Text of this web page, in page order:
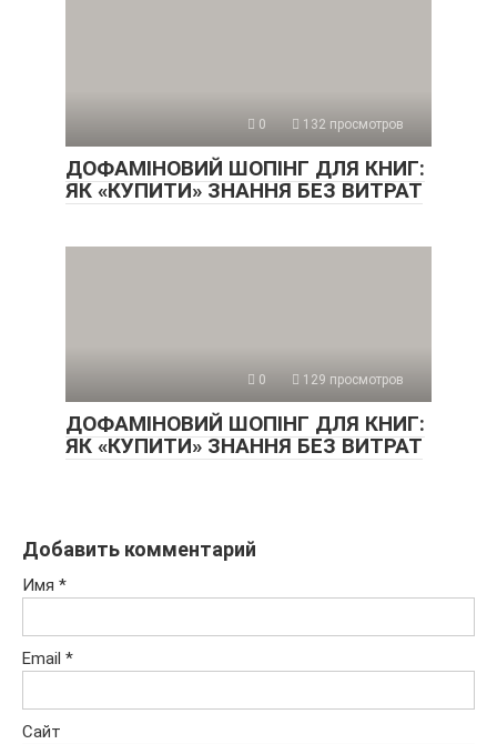
0 132 просмотров
ДОФАМІНОВИЙ ШОПІНГ ДЛЯ КНИГ:
ЯК «КУПИТИ» ЗНАННЯ БЕЗ ВИТРАТ
0 129 просмотров
ДОФАМІНОВИЙ ШОПІНГ ДЛЯ КНИГ:
ЯК «КУПИТИ» ЗНАННЯ БЕЗ ВИТРАТ
Добавить комментарий
Имя *
Email *
Сайт